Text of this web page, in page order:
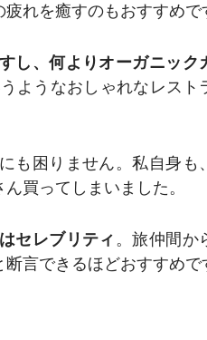
れを癒すのもおすすめで
し、何よりオーガニック
ようなおしゃれなレスト
も困りません。私自身も
買ってしまいました。
セレブリティ 。旅仲間か
言できるほどおすすめで